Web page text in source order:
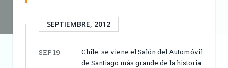
SEPTIEMBRE, 2012
SEP 19
Chile: se viene el Salón del Automóvil
de Santiago más grande de la historia